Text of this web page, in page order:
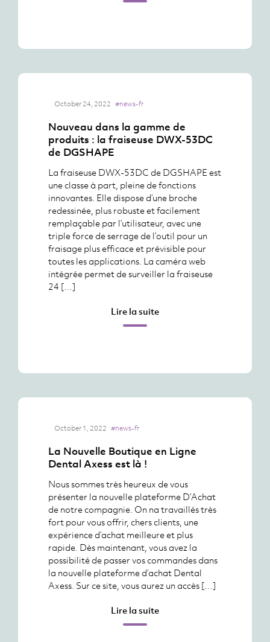
October 24, 2022 #news-fr
Nouveau dans la gamme de
produits : la fraiseuse DWX-53DC
de DGSHAPE
La fraiseuse DWX-53DC de DGSHAPE est
une classe à part, pleine de fonctions
innovantes. Elle dispose d’une broche
redessinée, plus robuste et facilement
remplaçable par l’utilisateur, avec une
triple force de serrage de l’outil pour un
fraisage plus efficace et prévisible pour
toutes les applications. La caméra web
intégrée permet de surveiller la fraiseuse
24 […]
Lire la suite
October 1, 2022 #news-fr
La Nouvelle Boutique en Ligne
Dental Axess est là !
Nous sommes très heureux de vous
présenter la nouvelle plateforme D’Achat
de notre compagnie. On na travaillés très
fort pour vous offrir, chers clients, une
expérience d’achat meilleure et plus
rapide. Dès maintenant, vous avez la
possibilité de passer vos commandes dans
la nouvelle plateforme d’achat Dental
Axess. Sur ce site, vous aurez un accès […]
Lire la suite